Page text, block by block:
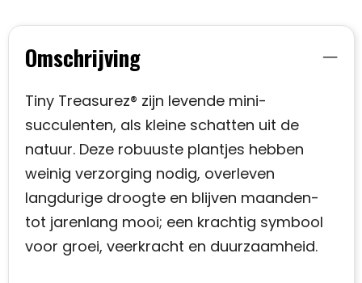
Omschrijving
Tiny Treasurez® zijn levende mini-
succulenten, als kleine schatten uit de
natuur. Deze robuuste plantjes hebben
weinig verzorging nodig, overleven
langdurige droogte en blijven maanden-
tot jarenlang mooi; een krachtig symbool
voor groei, veerkracht en duurzaamheid.